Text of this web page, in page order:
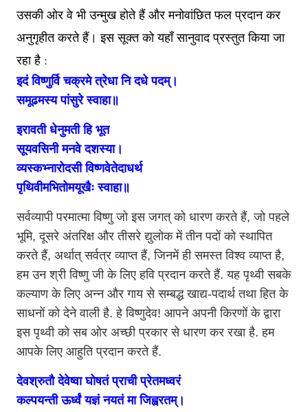
उसकी ओर वे भी उन्मुख होते हैं और मनोवांछित फल प्रदान कर
अनुगृहीत करते हैं। इस सूक्त को यहाँ सानुवाद प्रस्तुत किया जा
रहा है :
इदं विष्णुर्वि चक्रमे त्रेधा नि दधे पदम्।
समूढमस्य पांसुरे स्वाहा॥
इरावती धेनुमती हि भूत
सूयवसिनी मनवे दशस्या।
व्यस्कभ्नारोदसी विष्णवेतेदाधर्थ
पृथिवीमभितोमयूखैः स्वाहा॥
सर्वव्यापी परमात्मा विष्णु जो इस जगत् को धारण करते हैं, जो पहले
भूमि, दूसरे अंतरिक्ष और तीसरे द्युलोक में तीन पदों को स्थापित
करते हैं, अर्थात् सर्वत्र व्याप्त हैं, जिनमें ही समस्त विश्व व्याप्त है,
हम उन श्री विष्णु जी के लिए हवि प्रदान करते हैं. यह पृथ्वी सबके
कल्याण के लिए अन्न और गाय से सम्बद्ध खाद्य-पदार्थ तथा हित के
साधनों को देने वाली है. हे विष्णुदेव! आपने अपनी किरणों के द्वारा
इस पृथ्वी को सब ओर अच्छी प्रकार से धारण कर रखा है. हम
आपके लिए आहुति प्रदान करते हैं.
देवश्रुतौ देवेष्वा घोषतं प्राची प्रेतमध्वरं
कल्पयन्ती ऊर्ध्वं यज्ञं नयतं मा जिह्वरतम्।